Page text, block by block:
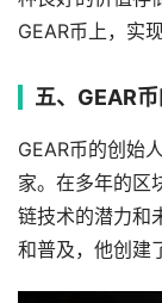
GEAR币上，实
五、GEAR
GEAR币的创始
家。在多年的区
链技术的潜力和
和普及，他创建